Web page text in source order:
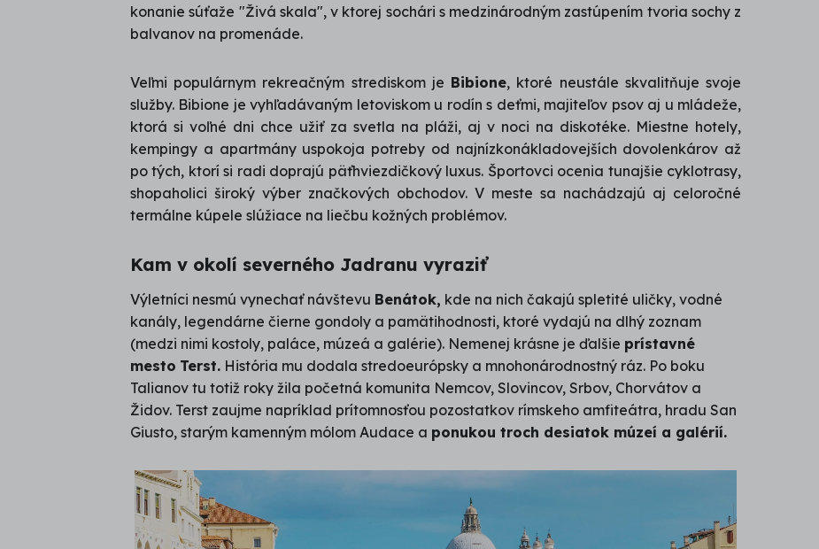
konanie súťaže "Živá skala", v ktorej sochári s medzinárodným zastúpením tvoria sochy z
balvanov na promenáde.
Veľmi populárnym rekreačným strediskom je Bibione, ktoré neustále skvalitňuje svoje
služby. Bibione je vyhľadávaným letoviskom u rodín s deťmi, majiteľov psov aj u mládeže,
ktorá si voľné dni chce užiť za svetla na pláži, aj v noci na diskotéke. Miestne hotely,
kempingy a apartmány uspokoja potreby od najnízkonákladovejších dovolenkárov až
po tých, ktorí si radi doprajú päťhviezdičkový luxus. Športovci ocenia tunajšie cyklotrasy,
shopaholici široký výber značkových obchodov. V meste sa nachádzajú aj celoročné
termálne kúpele slúžiace na liečbu kožných problémov.
Kam v okolí severného Jadranu vyraziť
Výletníci nesmú vynechať návštevu Benátok, kde na nich čakajú spletité uličky, vodné
kanály, legendárne čierne gondoly a pamätihodnosti, ktoré vydajú na dlhý zoznam
(medzi nimi kostoly, paláce, múzeá a galérie). Nemenej krásne je ďalšie prístavné
mesto Terst. História mu dodala stredoeurópsky a mnohonárodnostný ráz. Po boku
Talianov tu totiž roky žila početná komunita Nemcov, Slovincov, Srbov, Chorvátov a
Židov. Terst zaujme napríklad prítomnosťou pozostatkov rímskeho amfiteátra, hradu San
Giusto, starým kamenným mólom Audace a ponukou troch desiatok múzeí a galérií.